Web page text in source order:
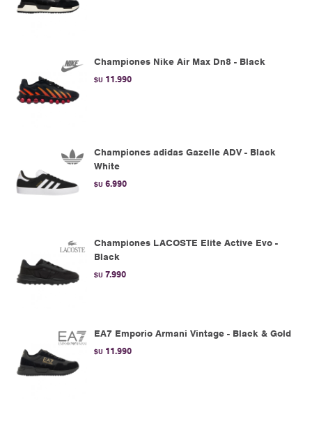
Championes Nike Air Max Dn8 - Black
$U 11.990
Championes adidas Gazelle ADV - Black
White
$U 6.990
Championes LACOSTE Elite Active Evo -
Black
$U 7.990
EA7 Emporio Armani Vintage - Black & Gold
$U 11.990